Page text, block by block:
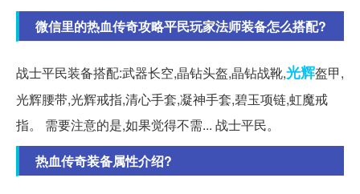
微信里的热血传奇攻略平民玩家法师装备怎么搭配?
战士平民装备搭配:武器长空,晶钻头盔,晶钻战靴,光辉盔甲,
光辉腰带,光辉戒指,清心手套,凝神手套,碧玉项链,虹魔戒
指。 需要注意的是,如果觉得不需... 战士平民。
热血传奇装备属性介绍?